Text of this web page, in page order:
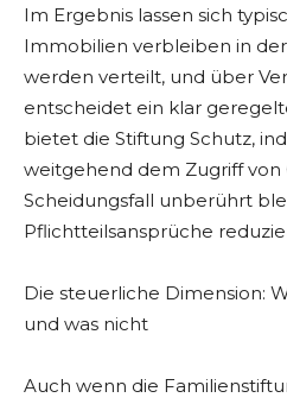
Im Ergebnis lassen sich
Immobilien verbleiben in
werden verteilt, und über
entscheidet ein klar
bietet die Stiftung Schutz,
weitgehend dem Zugriff von
Scheidungsfall unberührt
Pflichtteilsansprüche
Die steuerliche Dimension:
und was nicht
Auch wenn die